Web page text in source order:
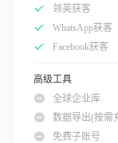
领英获客
WhatsApp获客
Facebook获客
高级工具
全球企业库
数据导出(按需
免费子账号